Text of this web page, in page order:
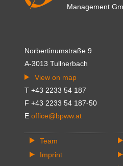
Management
Norbertinumstraße 9
A-3013 Tullnerbach
View on map
T +43 2233 54 187
F +43 2233 54 187-50
E office@bpww.at
Team
Imprint